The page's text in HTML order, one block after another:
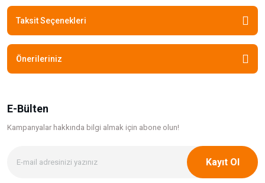
Taksit Seçenekleri
Önerileriniz
E-Bülten
Kampanyalar hakkında bilgi almak için abone olun!
Kayıt Ol